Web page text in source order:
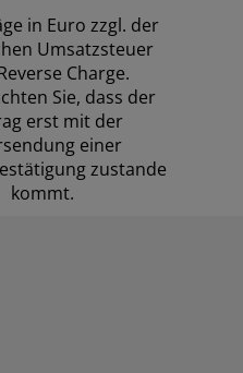
in Euro zzgl. der
Umsatzsteuer
Charge.
Sie, dass der
erst mit der
einer
zustande
kommt.